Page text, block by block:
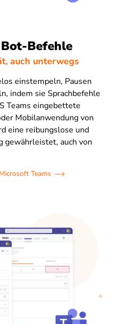
Befehle
auch unterwegs
einstempeln, Pausen
indem sie Sprachbefehle
Teams eingebettete
Mobilanwendung von
eine reibungslose und
gewährleistet, auch von
Teams